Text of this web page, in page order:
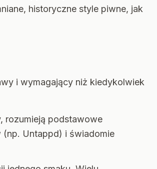
historyczne style piwne, jak
i wymagający niż kiedykolwiek
rozumieją podstawowe
(np. Untappd) i świadomie